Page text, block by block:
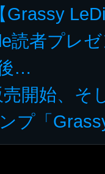
読者プレ
…
開始、そ
プ「